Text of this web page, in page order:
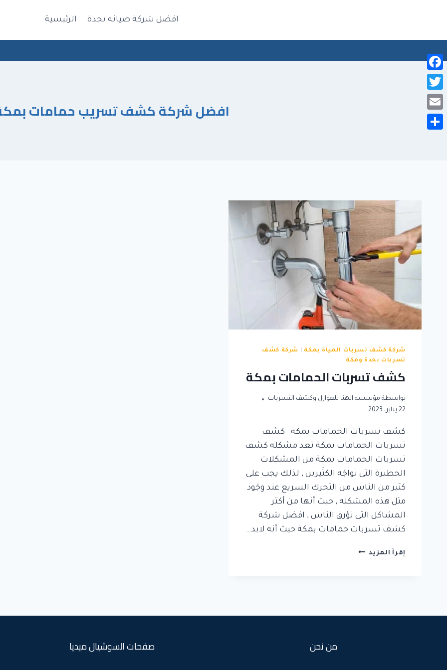
افضل شركة صيانه بجدة الرئيسية
افضل شركة كشف تسريب حمامات
شركة كشف تسربات المياة بمكة
شركة كشف
تسربات بجدة ومكة
كشف تسربات الحمامات بمكة
بواسطة مؤسسه الهنا للعوازل وكشف التسربات
22 يناير، 2023
كشف تسربات الحمامات بمكة كشف
تسربات الحمامات بمكة تعد مشكله كشف
تسربات الحمامات بمكة من المشكلات
الخطيرة التى تواجَه الكثَيرين , لذلك يجب على
كثير من الناس من التحرك السريع عند وجَود
مثل هذه المشكله , حيث أنها من أكثر
المشاكل التى تؤرق الناس , افضل شركة
كشف تسربات حمامات بمكة حيث أنه لابد…
إقرأ المزيد كشف
من نحن
صفحات السوشيال ميديا
Facebook
Twitter
Email